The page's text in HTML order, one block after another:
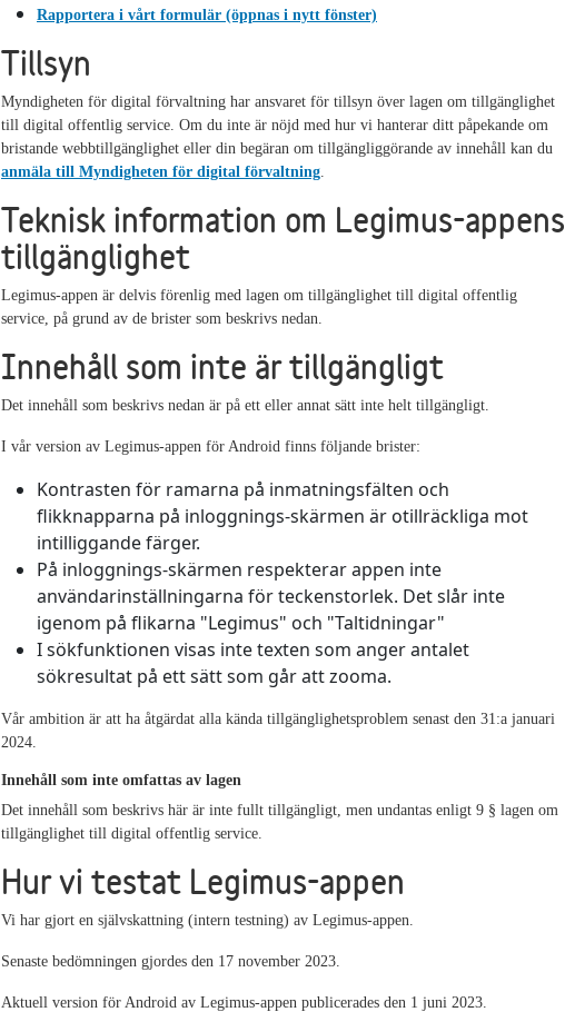
Rapportera i vårt formulär (öppnas i nytt fönster)
Tillsyn
Myndigheten för digital förvaltning har ansvaret för tillsyn över lagen om tillgänglighet
till digital offentlig service. Om du inte är nöjd med hur vi hanterar ditt påpekande om
bristande webbtillgänglighet eller din begäran om tillgängliggörande av innehåll kan du
anmäla till Myndigheten för digital förvaltning.
Teknisk information om Legimus-appens
tillgänglighet
Legimus-appen är delvis förenlig med lagen om tillgänglighet till digital offentlig
service, på grund av de brister som beskrivs nedan.
Innehåll som inte är tillgängligt
Det innehåll som beskrivs nedan är på ett eller annat sätt inte helt tillgängligt.
I vår version av Legimus-appen för Android finns följande brister:
Kontrasten för ramarna på inmatningsfälten och
flikknapparna på inloggnings-skärmen är otillräckliga mot
intilliggande färger.
På inloggnings-skärmen respekterar appen inte
användarinställningarna för teckenstorlek. Det slår inte
igenom på flikarna "Legimus" och "Taltidningar"
I sökfunktionen visas inte texten som anger antalet
sökresultat på ett sätt som går att zooma.
Vår ambition är att ha åtgärdat alla kända tillgänglighetsproblem senast den 31:a januari
2024.
Innehåll som inte omfattas av lagen
Det innehåll som beskrivs här är inte fullt tillgängligt, men undantas enligt 9 § lagen om
tillgänglighet till digital offentlig service.
Hur vi testat Legimus-appen
Vi har gjort en självskattning (intern testning) av Legimus-appen.
Senaste bedömningen gjordes den 17 november 2023.
Aktuell version för Android av Legimus-appen publicerades den 1 juni 2023.